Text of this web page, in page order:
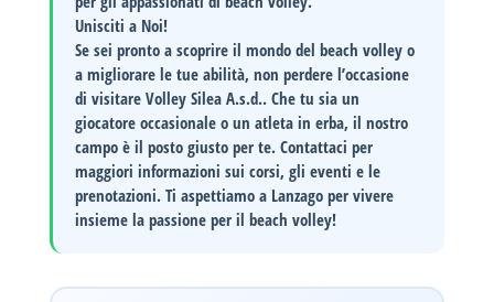
Unisciti a Noi!
Se sei pronto a scoprire il mondo del beach volley o
a migliorare le tue abilità, non perdere l’occasione
di visitareVolley Silea A.s.d.. Che tu sia un
giocatore occasionale o un atleta in erba, il nostro
campo è il posto giusto per te. Contattaci per
maggiori informazioni sui corsi, gli eventi e le
prenotazioni. Ti aspettiamo a Lanzago per vivere
insieme la passione per il beach volley!